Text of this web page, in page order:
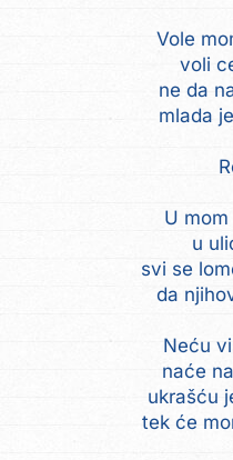
Vole
voli
ne da
mlada
U
u
svi se
da
Neću
naće
ukrašću
tek će